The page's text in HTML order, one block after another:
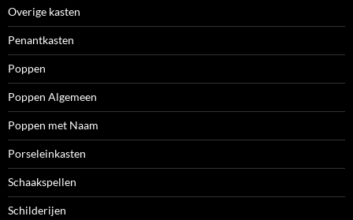
Overige kasten
Penantkasten
Poppen
Poppen Algemeen
Poppen met Naam
Porseleinkasten
Schaakspellen
Schilderijen